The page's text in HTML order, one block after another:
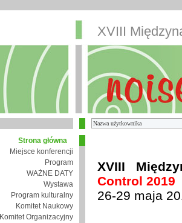
XVIII
Strona główna
Miejsce konferencji
Program
WAŻNE DATY
Wystawa
Program kulturalny
Komitet Naukowy
Komitet Organizacyjny
XVIII
Control 2019
26-29 maja